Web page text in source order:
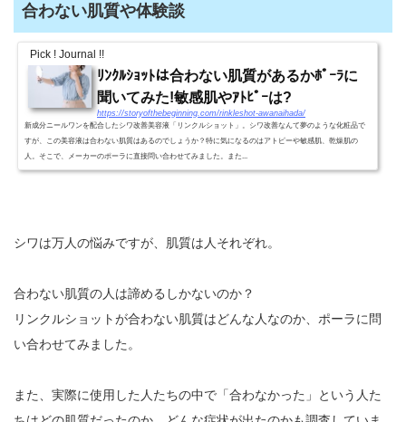
合わない肌質や体験談
Pick ! Journal !!
ﾘﾝｸﾙｼｮｯﾄは合わない肌質があるかﾎﾟｰﾗに
聞いてみた!敏感肌やｱﾄﾋﾟｰは?
https://storyofthebeginning.com/rinkleshot-awanaihada/
新成分ニールワンを配合したシワ改善美容液「リンクルショット」。シワ改善なんて夢のような化粧品で
すが、この美容液は合わない肌質はあるのでしょうか？特に気になるのはアトピーや敏感肌、乾燥肌の
人。そこで、メーカーのポーラに直接問い合わせてみました。また...
シワは万人の悩みですが、肌質は人それぞれ。
合わない肌質の人は諦めるしかないのか？
リンクルショットが合わない肌質はどんな人なのか、ポーラに問
い合わせてみました。
また、実際に使用した人たちの中で「合わなかった」という人た